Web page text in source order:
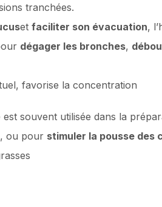
tranchées.
et faciliter son évacuation,
dégager les bronches,
favorise la concentration
est souvent utilisée dans la
, ou pour stimuler la pousse des